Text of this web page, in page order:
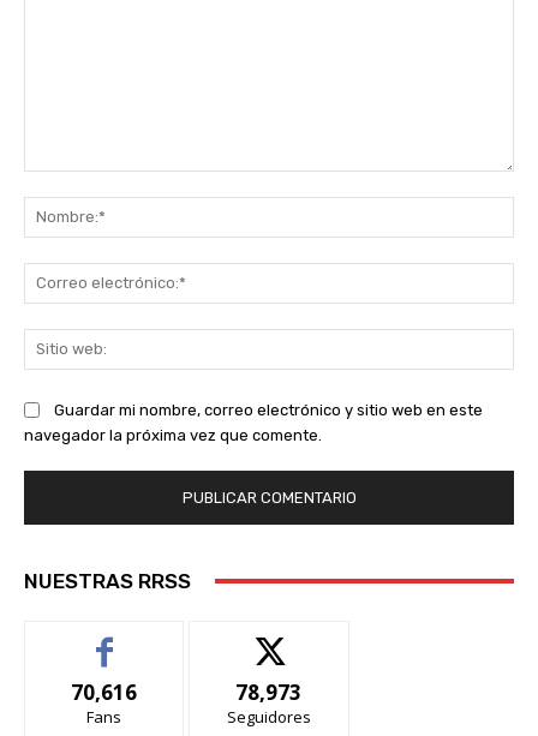
Guardar mi nombre, correo electrónico y sitio web en este
navegador la próxima vez que comente.
NUESTRAS RRSS
70,616
Fans
78,973
Seguidores